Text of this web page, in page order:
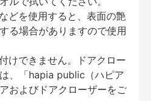
どを使用すると、表面の艶
る場合がありますので使用
けできません。ドアクロー
、「hapia public（ハピア
およびドアクローザーをご